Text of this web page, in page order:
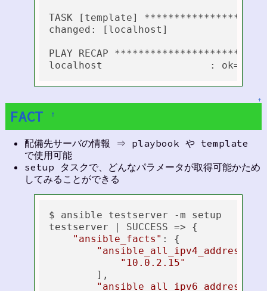
TASK [template]
changed: [localhost]
PLAY RECAP
↑
FACT †
配備先サーバの情報 ⇒ playbook や template
で使用可能
setup タスクで、どんなパラメータが取得可能かため
してみることができる
$ ansible testserver -m setup
testserver | SUCCESS => {
"ansible_facts" : {
"ansible_all_ipv4_addresses"
"10.0.2.15"
        ],
"ansible_all_ipv6_addresses"